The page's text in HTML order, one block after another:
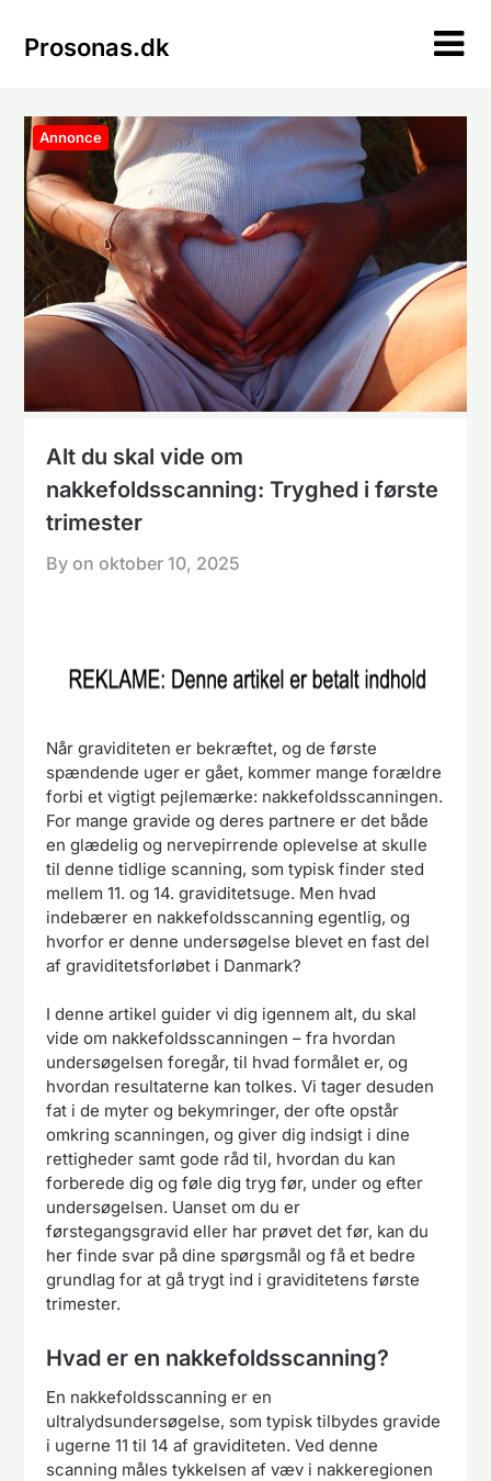
Prosonas.dk
Annonce
Alt du skal vide om
nakkefoldsscanning: Tryghed i første
trimester
By onoktober 10, 2025
Når graviditeten er bekræftet, og de første
spændende uger er gået, kommer mange forældre
forbi et vigtigt pejlemærke: nakkefoldsscanningen.
For mange gravide og deres partnere er det både
en glædelig og nervepirrende oplevelse at skulle
til denne tidlige scanning, som typisk finder sted
mellem 11. og 14. graviditetsuge. Men hvad
indebærer en nakkefoldsscanning egentlig, og
hvorfor er denne undersøgelse blevet en fast del
af graviditetsforløbet i Danmark?
I denne artikel guider vi dig igennem alt, du skal
vide om nakkefoldsscanningen – fra hvordan
undersøgelsen foregår, til hvad formålet er, og
hvordan resultaterne kan tolkes. Vi tager desuden
fat i de myter og bekymringer, der ofte opstår
omkring scanningen, og giver dig indsigt i dine
rettigheder samt gode råd til, hvordan du kan
forberede dig og føle dig tryg før, under og efter
undersøgelsen. Uanset om du er
førstegangsgravid eller har prøvet det før, kan du
her finde svar på dine spørgsmål og få et bedre
grundlag for at gå trygt ind i graviditetens første
trimester.
Hvad er en nakkefoldsscanning?
En nakkefoldsscanning er en
ultralydsundersøgelse, som typisk tilbydes gravide
i ugerne 11 til 14 af graviditeten. Ved denne
scanning måles tykkelsen af væv i nakkeregionen